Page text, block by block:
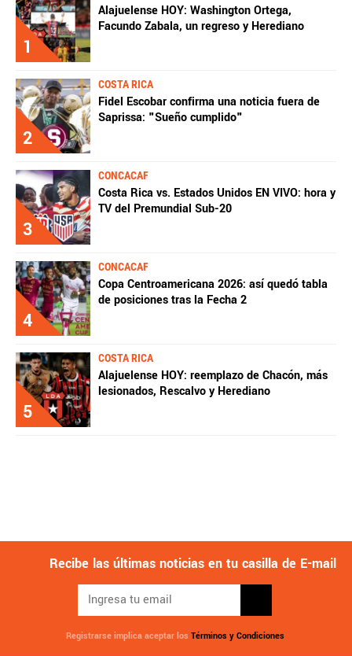
1
Alajuelense HOY: Washington Ortega,
Facundo Zabala, un regreso y Herediano
2
COSTA RICA
Fidel Escobar confirma una noticia fuera de
Saprissa: "Sueño cumplido"
3
CONCACAF
Costa Rica vs. Estados Unidos EN VIVO: hora y
TV del Premundial Sub-20
4
CONCACAF
Copa Centroamericana 2026: así quedó tabla
de posiciones tras la Fecha 2
5
COSTA RICA
Alajuelense HOY: reemplazo de Chacón, más
lesionados, Rescalvo y Herediano
Recibe las últimas noticias en tu casilla de E-mail
Registrarse implica aceptar los Términos y Condiciones